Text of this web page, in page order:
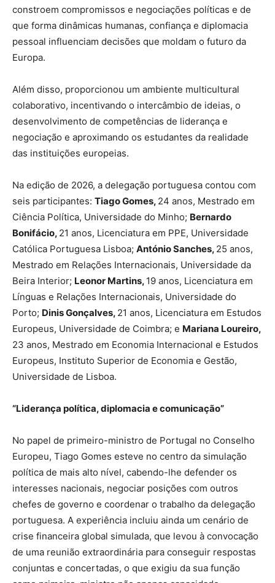
constroem compromissos e negociações políticas e de
que forma dinâmicas humanas, confiança e diplomacia
pessoal influenciam decisões que moldam o futuro da
Europa.
Além disso, proporcionou um ambiente multicultural
colaborativo, incentivando o intercâmbio de ideias, o
desenvolvimento de competências de liderança e
negociação e aproximando os estudantes da realidade
das instituições europeias.
Na edição de 2026, a delegação portuguesa contou com
seis participantes: Tiago Gomes, 24 anos, Mestrado em
Ciência Política, Universidade do Minho; Bernardo
Bonifácio, 21 anos, Licenciatura em PPE, Universidade
Católica Portuguesa Lisboa; António Sanches, 25 anos,
Mestrado em Relações Internacionais, Universidade da
Beira Interior; Leonor Martins, 19 anos, Licenciatura em
Línguas e Relações Internacionais, Universidade do
Porto; Dinis Gonçalves, 21 anos, Licenciatura em Estudos
Europeus, Universidade de Coimbra; e Mariana Loureiro,
23 anos, Mestrado em Economia Internacional e Estudos
Europeus, Instituto Superior de Economia e Gestão,
Universidade de Lisboa.
“Liderança política, diplomacia e comunicação”
No papel de primeiro-ministro de Portugal no Conselho
Europeu, Tiago Gomes esteve no centro da simulação
política de mais alto nível, cabendo-lhe defender os
interesses nacionais, negociar posições com outros
chefes de governo e coordenar o trabalho da delegação
portuguesa. A experiência incluiu ainda um cenário de
crise financeira global simulada, que levou à convocação
de uma reunião extraordinária para conseguir respostas
conjuntas e concertadas, o que exigiu da sua função